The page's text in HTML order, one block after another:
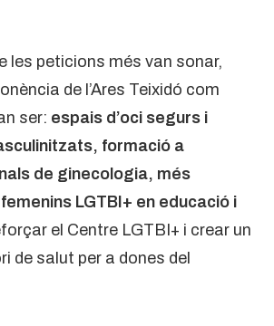
les peticions més van sonar,
de l’Ares Teixidó com
ser: espais d’oci segurs i
formació a
de ginecologia, més
LGTBI+ en educació i
el Centre LGTBI+ i crear un
de salut per a dones del